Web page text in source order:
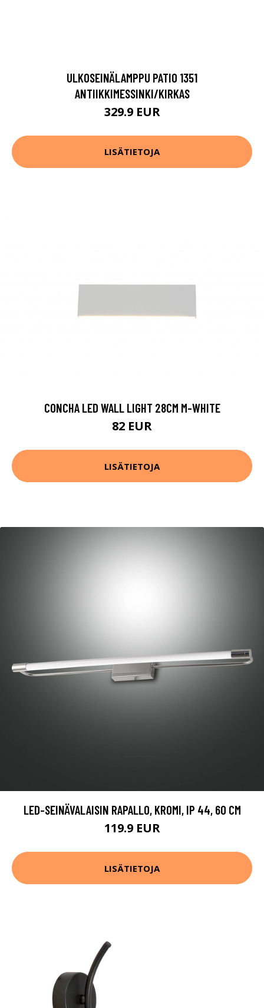
ULKOSEINÄLAMPPU PATIO 1351
ANTIIKKIMESSINKI/KIRKAS
329.9 EUR
LISÄTIETOJA
CONCHA LED WALL LIGHT 28CM M-WHITE
82 EUR
LISÄTIETOJA
LED-SEINÄVALAISIN RAPALLO, KROMI, IP 44, 60 CM
119.9 EUR
LISÄTIETOJA